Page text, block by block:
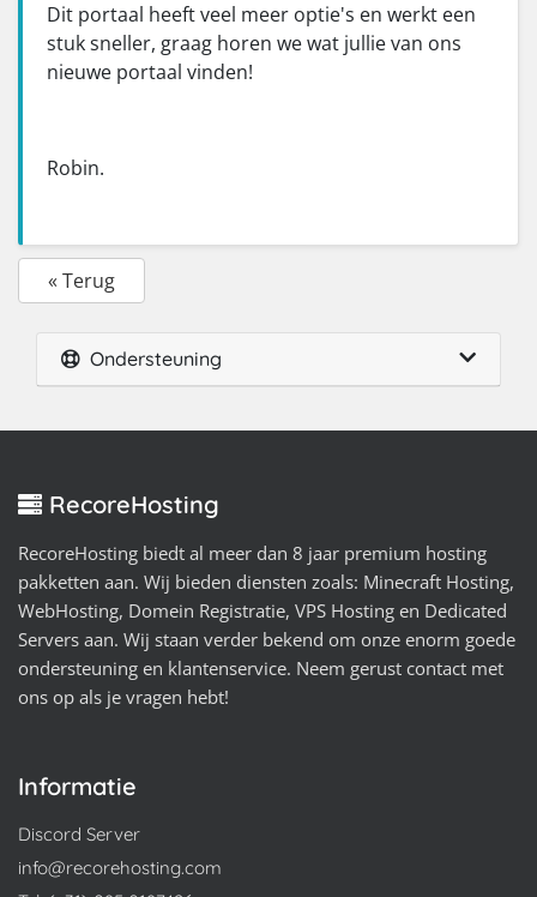
Dit portaal heeft veel meer optie's en werkt een
stuk sneller, graag horen we wat jullie van ons
nieuwe portaal vinden!
Robin.
« Terug
Ondersteuning
RecoreHosting
RecoreHosting biedt al meer dan 8 jaar premium hosting
pakketten aan. Wij bieden diensten zoals: Minecraft Hosting,
WebHosting, Domein Registratie, VPS Hosting en Dedicated
Servers aan. Wij staan verder bekend om onze enorm goede
ondersteuning en klantenservice. Neem gerust contact met
ons op als je vragen hebt!
Informatie
Discord Server
info@recorehosting.com